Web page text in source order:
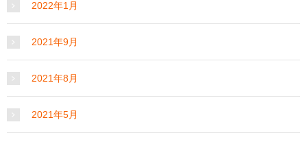
2022年1月
2021年9月
2021年8月
2021年5月